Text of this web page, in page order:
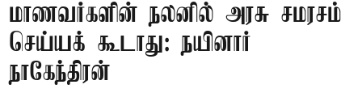
மாணவர்களின் நலனில் அரசு சமரசம்
செய்யக் கூடாது: நயினார்
நாகேந்திரன்